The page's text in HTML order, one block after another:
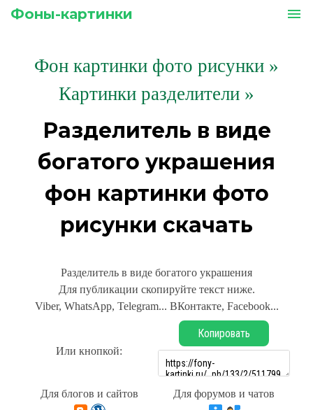
Фоны-картинки menu
Фон картинки фото рисунки »
Картинки разделители »
Разделитель в виде
богатого украшения
фон картинки фото
рисунки скачать
Разделитель в виде богатого украшения
Для публикации скопируйте текст ниже.
Viber, WhatsApp, Telegram... ВКонтакте, Facebook...
Или кнопкой:
Копировать
Для блогов и сайтов Для форумов и чатов